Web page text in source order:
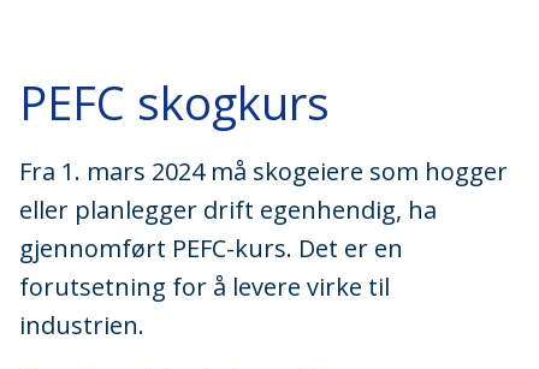
PEFC skogkurs
Fra 1. mars 2024 må skogeiere som hogger
eller planlegger drift egenhendig, ha
gjennomført PEFC-kurs. Det er en
forutsetning for å levere virke til
industrien.